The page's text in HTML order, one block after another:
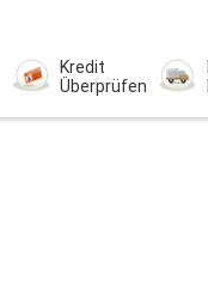
Kredit
Überprüfen